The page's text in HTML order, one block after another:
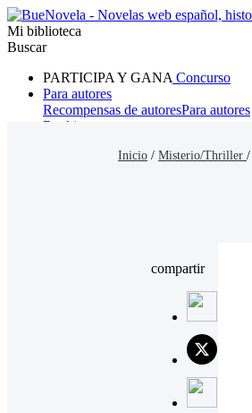
Mi biblioteca
Buscar
PARTICIPA Y GANA Concurso
Para autores
Recompensas de autoresPara autores
Ranking
Inicio / Misterio/Thriller /
compartir